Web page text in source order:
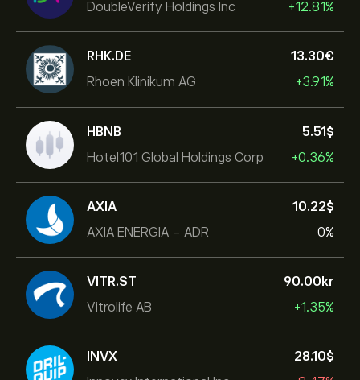
DoubleVerify Holdings Inc +12.81%
RHK.DE
Rhoen Klinikum AG
13.30‎€‎
+3.91%
HBNB
Hotel101 Global Holdings Corp
5.51‎$‎
+0.36%
AXIA
AXIA ENERGIA - ADR
10.22‎$‎
0%
VITR.ST
Vitrolife AB
90.00‎kr‎
+1.35%
INVX
28.10‎$‎